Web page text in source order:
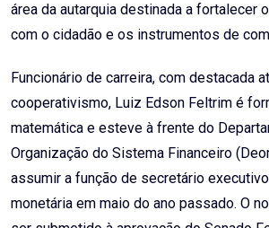
área da autarquia destinada a fortalecer
com o cidadão e os instrumentos de
Funcionário de carreira, com destacada
cooperativismo, Luiz Edson Feltrim é
matemática e esteve à frente do
Organização do Sistema Financeiro
assumir a função de secretário
monetária em maio do ano passado. O